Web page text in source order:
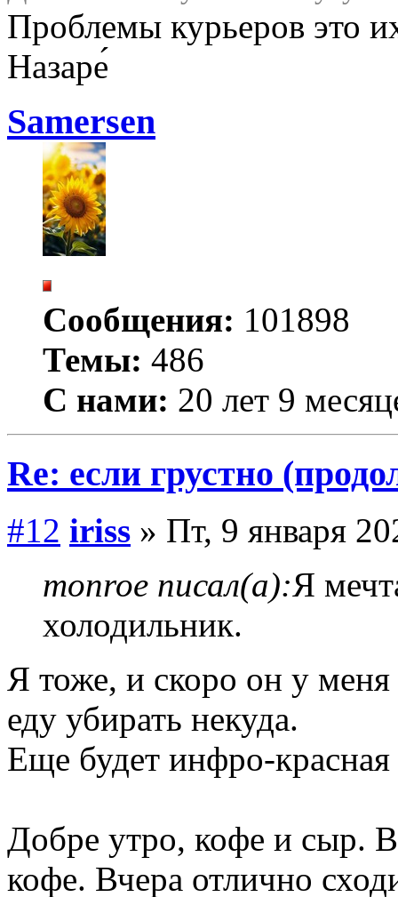
Проблемы курьеров это
Назаре́
Samersen
Сообщения: 101898
Темы: 486
С нами: 20 лет 9
Re: если грустно
#12 iriss » Пт, 9 января
monroe писал(а):Я
холодильник.
Я тоже, и скоро он у
еду убирать некуда.
Еще будет инфро-красная
Добре утро, кофе и сыр.
кофе. Вчера отлично